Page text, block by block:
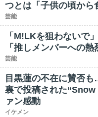
つとは「子供の頃から
芸能
「M!LKを狙わないで
「推しメンバーへの
芸能
目黒蓮の不在に賛否
裏で投稿された
ァン感動
イケメン